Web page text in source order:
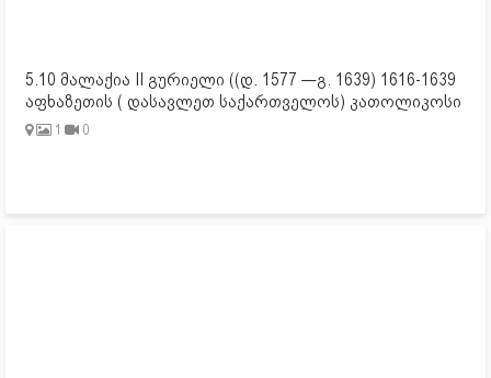
5.10 მალაქია II გურიელი ((დ. 1577 —გ. 1639) 1616-1639
აფხაზეთის ( დასავლეთ საქართველოს) კათოლიკოსი
1 0